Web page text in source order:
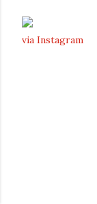
via Instagram